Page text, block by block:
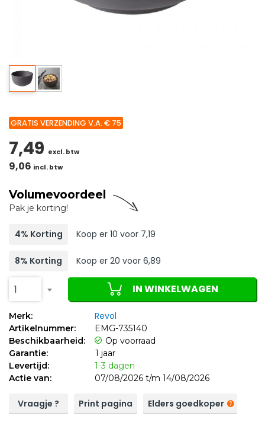
GRATIS VERZENDING V.A. € 75
7,49 excl. btw
9,06 incl. btw
Volumevoordeel
Pak je korting!
4% Korting Koop er 10 voor 7,19
8% Korting Koop er 20 voor 6,89
1 IN WINKELWAGEN
Merk: Revol
Artikelnummer:
EMG-735140
Beschikbaarheid:
Op voorraad
Garantie:
1 jaar
Levertijd:
1-3 dagen
Actie van:
07/08/2026 t/m 14/08/2026
Vraagje ? Print pagina Elders goedkoper